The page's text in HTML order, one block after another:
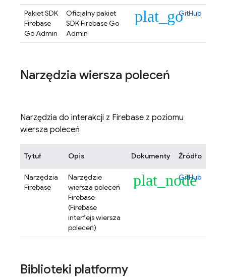
Pakiet SDK
Firebase
Go Admin
Oficjalny pakiet
SDK Firebase Go
Admin
plat_goGitHub
Narzędzia wiersza poleceń
Narzędzia do interakcji z Firebase z poziomu
wiersza poleceń
Tytuł Opis Dokumenty Źródło
Narzędzia
Firebase
Narzędzie
wiersza poleceń
Firebase
(Firebase
interfejs wiersza
poleceń)
plat_node
GitHub
Biblioteki platformy